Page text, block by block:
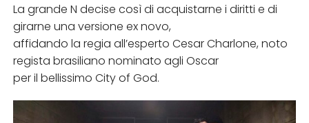
La grande N decise così di acquistarne i diritti e di
girarne una versione ex novo,
affidando la regia all’esperto Cesar Charlone, noto
regista brasiliano nominato agli Oscar
per il bellissimo City of God.